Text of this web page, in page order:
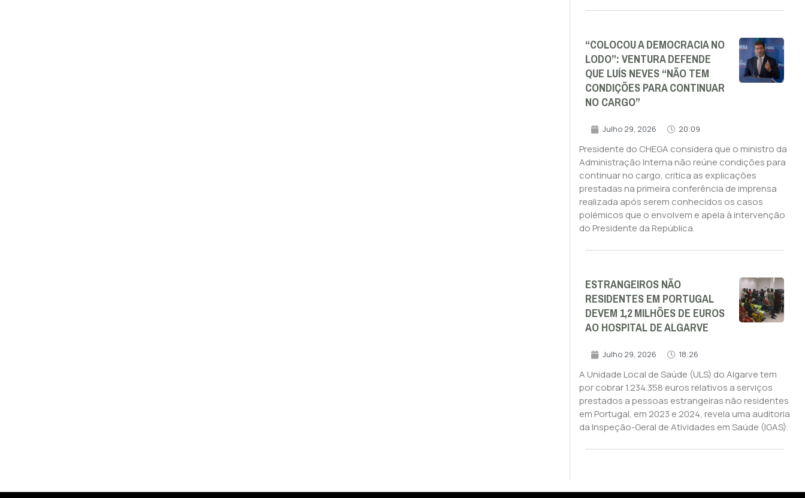
“COLOCOU A DEMOCRACIA NO
LODO”: VENTURA DEFENDE
QUE LUÍS NEVES “NÃO TEM
CONDIÇÕES PARA CONTINUAR
NO CARGO”
Julho 29, 2026 20:09
Presidente do CHEGA considera que o ministro da
Administração Interna não reúne condições para
continuar no cargo, critica as explicações
prestadas na primeira conferência de imprensa
realizada após serem conhecidos os casos
polémicos que o envolvem e apela à intervenção
do Presidente da República.
ESTRANGEIROS NÃO
RESIDENTES EM PORTUGAL
DEVEM 1,2 MILHÕES DE EUROS
AO HOSPITAL DE ALGARVE
Julho 29, 2026 18:26
A Unidade Local de Saúde (ULS) do Algarve tem
por cobrar 1.234.358 euros relativos a serviços
prestados a pessoas estrangeiras não residentes
em Portugal, em 2023 e 2024, revela uma auditoria
da Inspeção-Geral de Atividades em Saúde (IGAS).